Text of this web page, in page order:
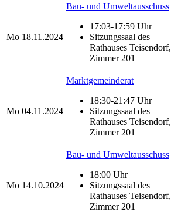
Mo 18.11.2024
Bau- und Umweltausschuss
17:03-17:59 Uhr
Sitzungssaal des
Rathauses Teisendorf,
Zimmer 201
Mo 04.11.2024
Marktgemeinderat
18:30-21:47 Uhr
Sitzungssaal des
Rathauses Teisendorf,
Zimmer 201
Mo 14.10.2024
Bau- und Umweltausschuss
18:00 Uhr
Sitzungssaal des
Rathauses Teisendorf,
Zimmer 201